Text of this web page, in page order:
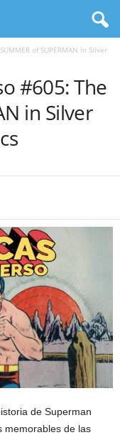
of SUPERMAN in Silver
#605: The
in Silver
de Superman
memorables de las